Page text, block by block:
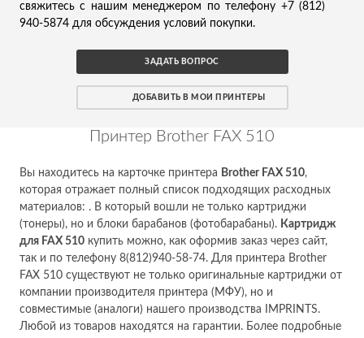
свяжитесь с нашим менеджером по телефону +7 (812)
940-5874 для обсуждения условий покупки.
ЗАДАТЬ ВОПРОС
ДОБАВИТЬ В МОИ ПРИНТЕРЫ
Принтер Brother FAX 510
Вы находитесь на карточке принтера Brother FAX 510,
которая отражает полный список подходящих расходных
материалов: . В который вошли не только картриджи
(тонеры), но и блоки барабанов (фотобарабаны). Картридж
для FAX 510 купить можно, как оформив заказ через сайт,
так и по телефону 8(812)940-58-74. Для принтера Brother
FAX 510 существуют не только оригинальные картриджи от
компании производителя принтера (МФУ), но и
совместимые (аналоги) нашего производства IMPRINTS.
Любой из товаров находятся на гарантии. Более подробные